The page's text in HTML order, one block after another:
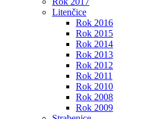
Litenčice
Rok 2016
Rok 2015
Rok 2014
Rok 2013
Rok 2012
Rok 2011
Rok 2010
Rok 2008
Rok 2009